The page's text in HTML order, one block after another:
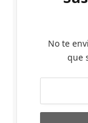
No te
que